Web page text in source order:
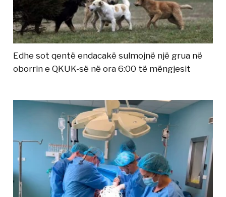
Edhe sot qentë endacakë sulmojnë një grua në
oborrin e QKUK-së në ora 6:00 të mëngjesit